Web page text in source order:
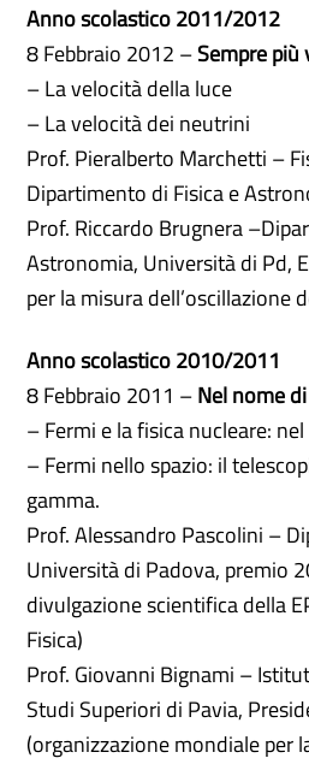
Anno scolastico 2011/2012
8 Febbraio 2012 –Sempre più
– La velocità della luce
– La velocità dei neutrini
Prof. Pieralberto Marchetti –
Dipartimento di Fisica e
Prof. Riccardo Brugnera
Astronomia, Università di Pd,
per la misura dell’oscillazione
Anno scolastico 2010/2011
8 Febbraio 2011 –Nel nome
– Fermi e la fisica nucleare:
– Fermi nello spazio: il
gamma.
Prof. Alessandro Pascolini –
Università di Padova, premio
divulgazione scientifica della
Fisica)
Prof. Giovanni Bignami –
Studi Superiori di Pavia,
(organizzazione mondiale per